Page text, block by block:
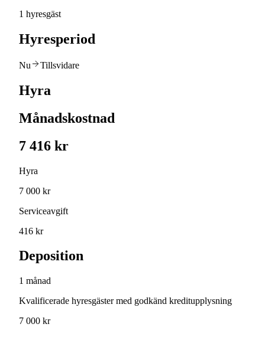
1 hyresgäst
Hyresperiod
Nu Tillsvidare
Hyra
Månadskostnad
7 416 kr
Hyra
7 000 kr
Serviceavgift
416 kr
Deposition
1 månad
Kvalificerade hyresgäster med godkänd kreditupplysning
7 000 kr